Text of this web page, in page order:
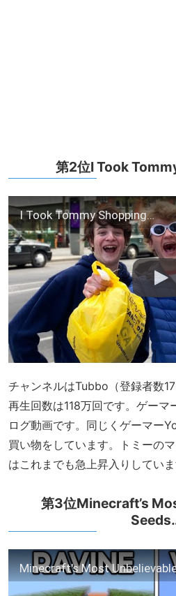
第2位I Took
I Took Tommy Shopping…
チャンネルはTubbo（登録者数
再生回数は118万回です。ゲー
ログ動画です。同じくゲーマー
買い物をしています。トミーの
はこれまでも急上昇入りしていま
第3位Minecraft’s
Minecraft's Most